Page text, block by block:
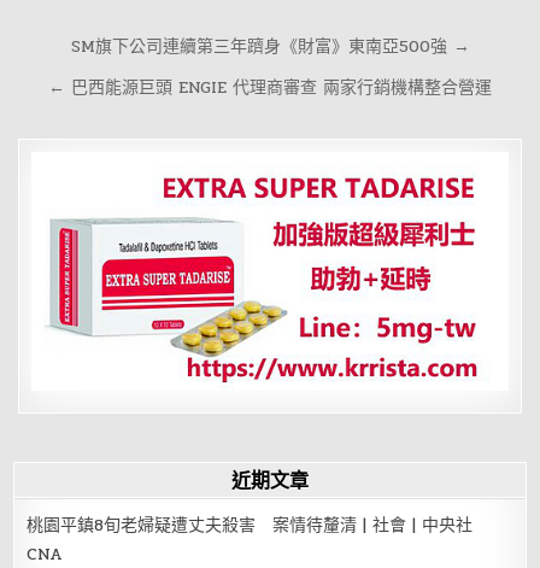
覽
SM旗下公司連續第三年躋身《財富》東南亞500強 →
← 巴西能源巨頭 ENGIE 代理商審查 兩家行銷機構整合營運
近期文章
桃園平鎮8旬老婦疑遭丈夫殺害 案情待釐清 | 社會 | 中央社
CNA